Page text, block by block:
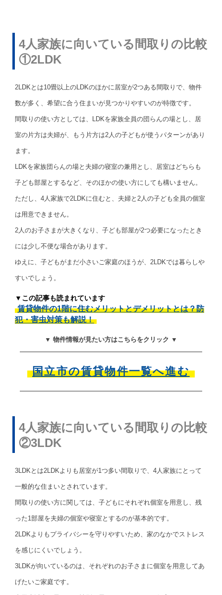
4人家族に向いている間取りの比較
①2LDK
2LDKとは10畳以上のLDKのほかに居室が2つある間取りで、物件
数が多く、希望に合う住まいが見つかりやすいのが特徴です。
間取りの使い方としては、LDKを家族全員の団らんの場とし、居
室の片方は夫婦が、もう片方は2人の子どもが使うパターンがあり
ます。
LDKを家族団らんの場と夫婦の寝室の兼用とし、居室はどちらも
子ども部屋とするなど、そのほかの使い方にしても構いません。
ただし、4人家族で2LDKに住むと、夫婦と2人の子ども全員の個室
は用意できません。
2人のお子さまが大きくなり、子ども部屋が2つ必要になったとき
には少し不便な場合があります。
ゆえに、子どもがまだ小さいご家庭のほうが、2LDKでは暮らしや
すいでしょう。
▼この記事も読まれています
賃貸物件の1階に住むメリットとデメリットとは？防
犯・害虫対策も解説！
▼ 物件情報が見たい方はこちらをクリック ▼
国立市の賃貸物件一覧へ進む
4人家族に向いている間取りの比較
②3LDK
3LDKとは2LDKよりも居室が1つ多い間取りで、4人家族にとって
一般的な住まいとされています。
間取りの使い方に関しては、子どもにそれぞれ個室を用意し、残
った1部屋を夫婦の個室や寝室とするのが基本的です。
2LDKよりもプライバシーを守りやすいため、家のなかでストレス
を感じにくいでしょう。
3LDKが向いているのは、それぞれのお子さまに個室を用意してあ
げたいご家庭です。